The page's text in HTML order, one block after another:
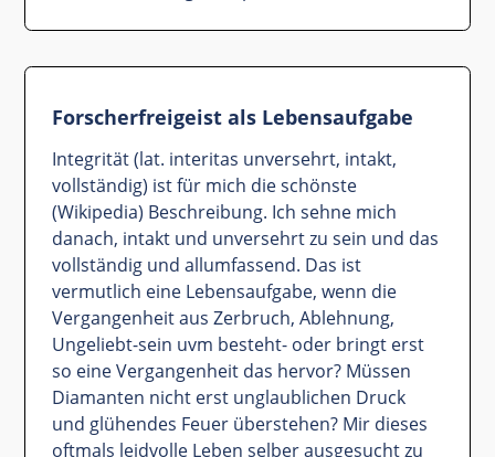
Forscherfreigeist als Lebensaufgabe
Integrität (lat. interitas unversehrt, intakt,
vollständig) ist für mich die schönste
(Wikipedia) Beschreibung. Ich sehne mich
danach, intakt und unversehrt zu sein und das
vollständig und allumfassend. Das ist
vermutlich eine Lebensaufgabe, wenn die
Vergangenheit aus Zerbruch, Ablehnung,
Ungeliebt-sein uvm besteht- oder bringt erst
so eine Vergangenheit das hervor? Müssen
Diamanten nicht erst unglaublichen Druck
und glühendes Feuer überstehen? Mir dieses
oftmals leidvolle Leben selber ausgesucht zu